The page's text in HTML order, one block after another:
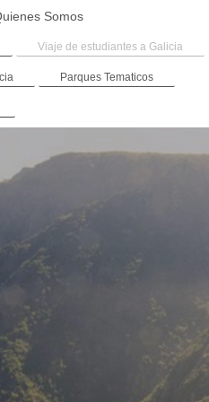
Somos
Viaje de estudiantes a Galicia
Parques Tematicos